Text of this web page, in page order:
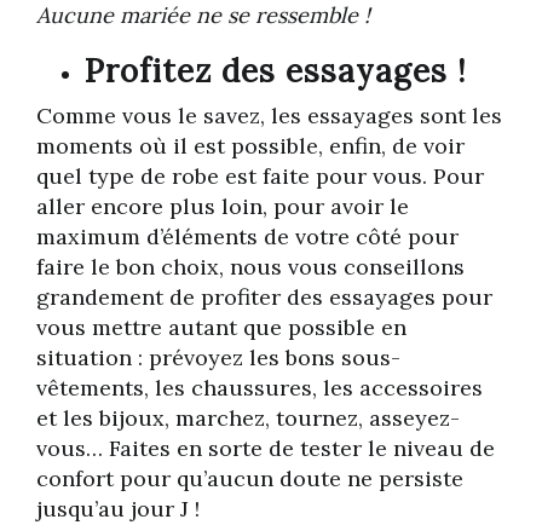
Aucune mariée ne se ressemble !
Profitez des essayages !
Comme vous le savez, les essayages sont les
moments où il est possible, enfin, de voir
quel type de robe est faite pour vous. Pour
aller encore plus loin, pour avoir le
maximum d’éléments de votre côté pour
faire le bon choix, nous vous conseillons
grandement de profiter des essayages pour
vous mettre autant que possible en
situation : prévoyez les bons sous-
vêtements, les chaussures, les accessoires
et les bijoux, marchez, tournez, asseyez-
vous… Faites en sorte de tester le niveau de
confort pour qu’aucun doute ne persiste
jusqu’au jour J !